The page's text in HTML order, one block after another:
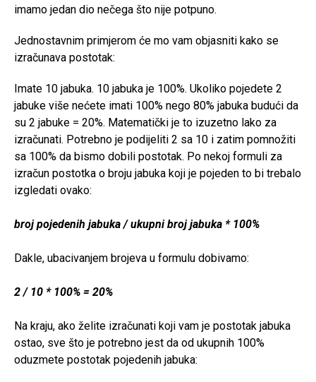
imamo jedan dio nečega što nije potpuno.
Jednostavnim primjerom će mo vam objasniti kako se
izračunava postotak:
Imate 10 jabuka. 10 jabuka je 100%. Ukoliko pojedete 2
jabuke više nećete imati 100% nego 80% jabuka budući da
su 2 jabuke = 20%. Matematički je to izuzetno lako za
izračunati. Potrebno je podijeliti 2 sa 10 i zatim pomnožiti
sa 100% da bismo dobili postotak. Po nekoj formuli za
izračun postotka o broju jabuka koji je pojeden to bi trebalo
izgledati ovako:
broj pojedenih jabuka / ukupni broj jabuka * 100%
Dakle, ubacivanjem brojeva u formulu dobivamo:
2 / 10 * 100% = 20%
Na kraju, ako želite izračunati koji vam je postotak jabuka
ostao, sve što je potrebno jest da od ukupnih 100%
oduzmete postotak pojedenih jabuka: